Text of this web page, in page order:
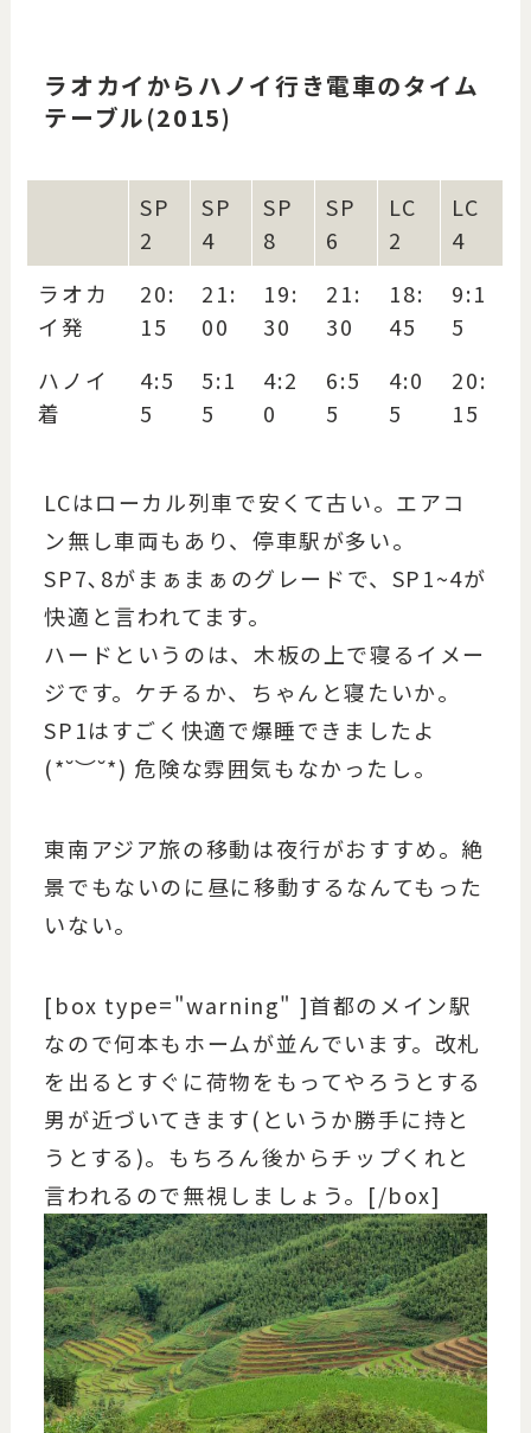
ラオカイからハノイ行き電車のタイム
テーブル(2015)
SP
2
SP
4
SP
8
SP
6
LC
2
LC
4
ラオカ
イ発
20:
15
21:
00
19:
30
21:
30
18:
45
9:1
5
ハノイ
着
4:5
5
5:1
5
4:2
0
6:5
5
4:0
5
20:
15
LCはローカル列車で安くて古い。エアコ
ン無し車両もあり、停車駅が多い。
SP7､8がまぁまぁのグレードで、SP1~4が
快適と言われてます。
ハードというのは、木板の上で寝るイメー
ジです。ケチるか、ちゃんと寝たいか。
SP1はすごく快適で爆睡できましたよ
(*˘︶˘*) 危険な雰囲気もなかったし。
東南アジア旅の移動は夜行がおすすめ。絶
景でもないのに昼に移動するなんてもった
いない。
[box type="warning" ]首都のメイン駅
なので何本もホームが並んでいます。改札
を出るとすぐに荷物をもってやろうとする
男が近づいてきます(というか勝手に持と
うとする)。もちろん後からチップくれと
言われるので無視しましょう。[/box]